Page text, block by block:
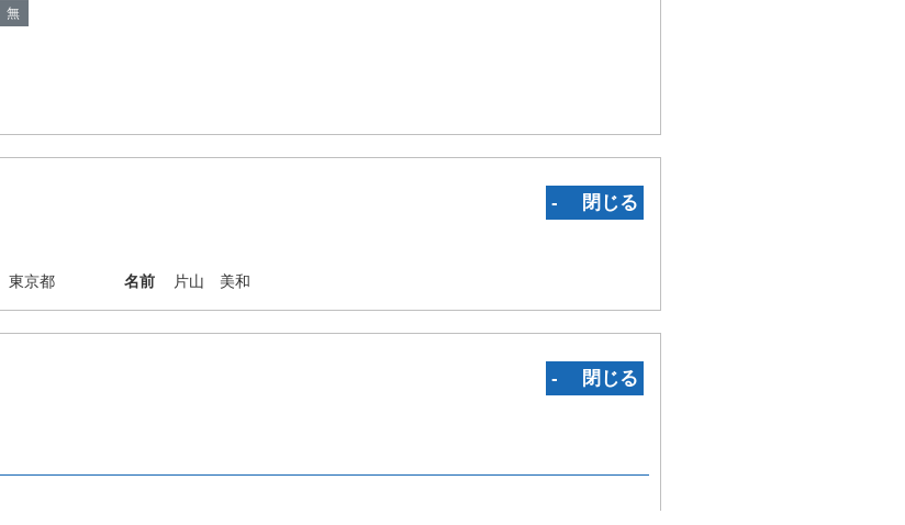
無
‐ 閉じる
東京都 名前 片山 美和
‐ 閉じる